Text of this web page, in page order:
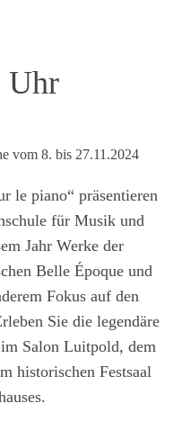
Uhr
vom 8. bis 27.11.2024
le piano“ präsentieren
für Musik und
Jahr Werke der
Belle Époque und
Fokus auf den
Sie die legendäre
Salon Luitpold, dem
historischen Festsaal